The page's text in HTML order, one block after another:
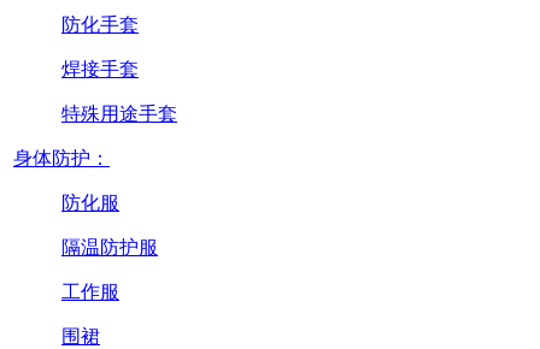
防化手套
焊接手套
特殊用途手套
身体防护：
防化服
隔温防护服
工作服
围裙